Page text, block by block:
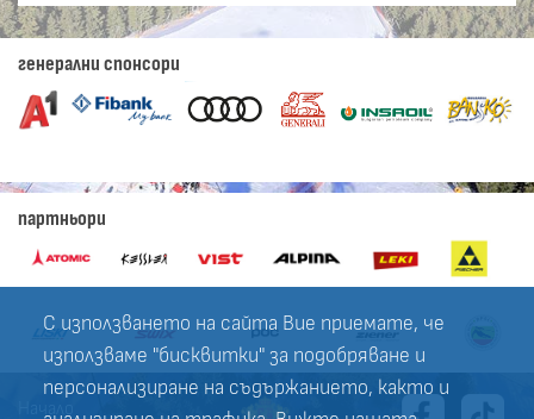
С използването на сайта Вие приемате, че
използваме "бисквитки" за подобряване и
персонализиране на съдържанието, както и
генерални спонсори
партньори